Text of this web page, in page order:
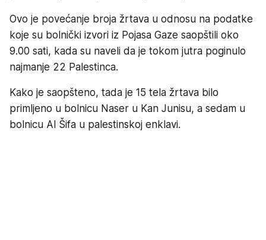
Ovo je povećanje broja žrtava u odnosu na podatke
koje su bolnički izvori iz Pojasa Gaze saopštili oko
9.00 sati, kada su naveli da je tokom jutra poginulo
najmanje 22 Palestinca.
Kako je saopšteno, tada je 15 tela žrtava bilo
primljeno u bolnicu Naser u Kan Junisu, a sedam u
bolnicu Al Šifa u palestinskoj enklavi.